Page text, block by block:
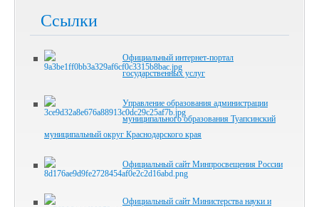
Ссылки
Официальный интернет-портал
государственных услуг
Управление образования администрации
муниципального образования Туапсинский
муниципальный округ Краснодарского края
Официальный сайт Минпросвещения России
Официальный сайт Министерства науки и